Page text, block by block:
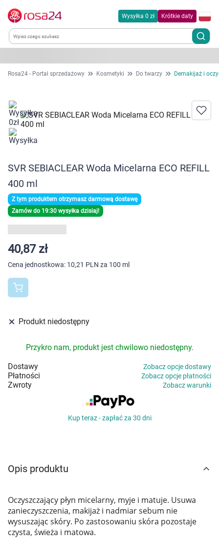
Wysyłka 0 zł Krótkie daty
Kategorie
Dla zwierząt
Dom i ogród
Zdrowie
Kobieta w ciąży i mama
Dziecko
Higiena
Kosmetyki
Mężczyzna
Zdrowy styl życia
Zabawki
Sprzęt medyczny
Grupy produktowe
Rosa24 - Portal sprzedażowy Kosmetyki Do twarzy Demakijaż i
SVR SEBIACLEAR Woda Micelarna ECO REFILL
400 ml
Z tym produktem otrzymasz darmową dostawę
Zamów do 19:30 wysyłka dzisiaj!
40,87 zł
Cena jednostkowa: 10,21 PLN za 100 ml
Produkt niedostępny
Przykro nam, produkt jest chwilowo niedostępny.
Dostawy Zobacz opcje dostawy
Płatności Zobacz opcje płatności
Zwroty Zobacz warunki
Kup teraz - zapłać za 30 dni
Opis produktu
Oczyszczający płyn micelarny, myje i matuje. Usuwa
zanieczyszczenia, makijaż i nadmiar sebum nie
wysuszając skóry. Po zastosowaniu skóra pozostaje
czysta, świeża i matowa.